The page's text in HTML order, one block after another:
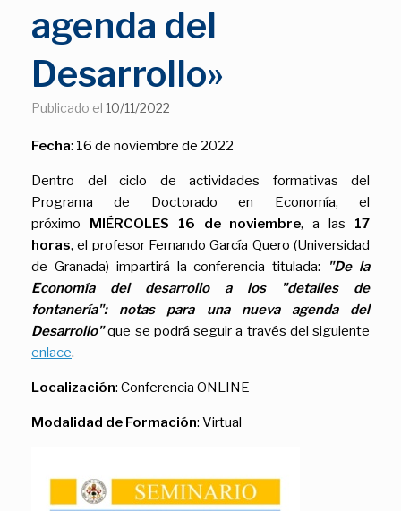
agenda del
Desarrollo»
Publicado el 10/11/2022
Fecha: 16 de noviembre de 2022
Dentro del ciclo de actividades formativas del
Programa de Doctorado en Economía, el
próximo MIÉRCOLES 16 de noviembre, a las 17
horas, el profesor Fernando García Quero (Universidad
de Granada) impartirá la conferencia titulada:
"De la
Economía del desarrollo a los "detalles de
fontanería": notas para una nueva agenda del
Desarrollo"que se podrá seguir a través del siguiente
enlace.
Localización: Conferencia ONLINE
Modalidad de Formación: Virtual